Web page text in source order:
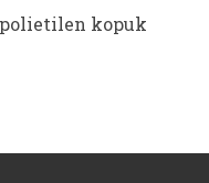
kopuk